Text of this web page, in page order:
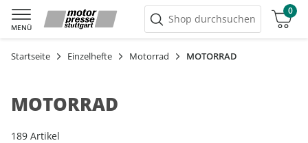
MENÜ
Shop durchsuchen
0
Warenkorb
Startseite Einzelhefte Motorrad MOTORRAD
MOTORRAD
189 Artikel